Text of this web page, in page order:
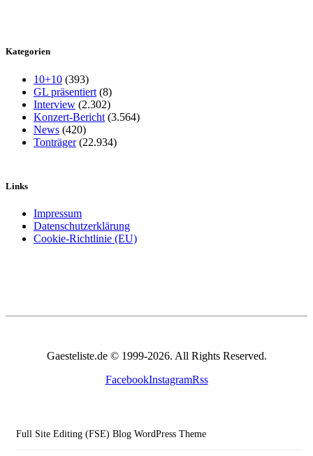
Kategorien
10+10 (393)
GL präsentiert (8)
Interview (2.302)
Konzert-Bericht (3.564)
News (420)
Tonträger(22.934)
Links
Impressum
Datenschutzerklärung
Cookie-Richtlinie (EU)
Gaesteliste.de © 1999-2026. All Rights Reserved.
FacebookInstagramRss
Full Site Editing (FSE) Blog WordPress Theme